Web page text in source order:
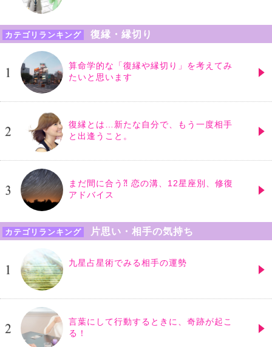
カテゴリランキング 復縁・縁切り
算命学的な「復縁や縁切り」を考えてみ
たいと思います
復縁とは…新たな自分で、もう一度相手
と出逢うこと。
まだ間に合う⁈ 恋の溝、12星座別、修復
アドバイス
カテゴリランキング 片思い・相手の気持ち
九星占星術でみる相手の運勢
言葉にして行動するときに、奇跡が起こ
る！